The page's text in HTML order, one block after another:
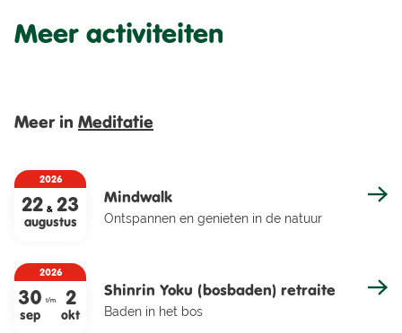
Meer activiteiten
Meer in Meditatie
2026
22 & 23
augustus
Mindwalk
Ontspannen en genieten in de natuur
2026
30
sep
t/m 2
okt
Shinrin Yoku (bosbaden) retraite
Baden in het bos